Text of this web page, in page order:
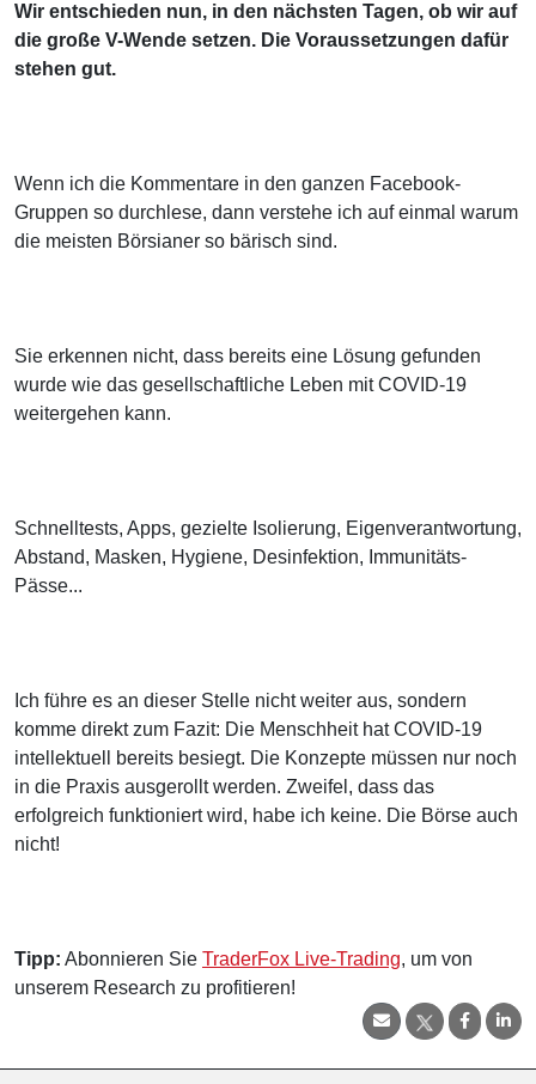
Wir entschieden nun, in den nächsten Tagen, ob wir auf
die große V-Wende setzen. Die Voraussetzungen dafür
stehen gut.
Wenn ich die Kommentare in den ganzen Facebook-
Gruppen so durchlese, dann verstehe ich auf einmal warum
die meisten Börsianer so bärisch sind.
Sie erkennen nicht, dass bereits eine Lösung gefunden
wurde wie das gesellschaftliche Leben mit COVID-19
weitergehen kann.
Schnelltests, Apps, gezielte Isolierung, Eigenverantwortung,
Abstand, Masken, Hygiene, Desinfektion, Immunitäts-
Pässe...
Ich führe es an dieser Stelle nicht weiter aus, sondern
komme direkt zum Fazit: Die Menschheit hat COVID-19
intellektuell bereits besiegt. Die Konzepte müssen nur noch
in die Praxis ausgerollt werden. Zweifel, dass das
erfolgreich funktioniert wird, habe ich keine. Die Börse auch
nicht!
Tipp: Abonnieren Sie TraderFox Live-Trading, um von
unserem Research zu profitieren!